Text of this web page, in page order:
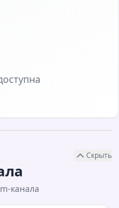
Средние просмотры
ER
взаимодействиям